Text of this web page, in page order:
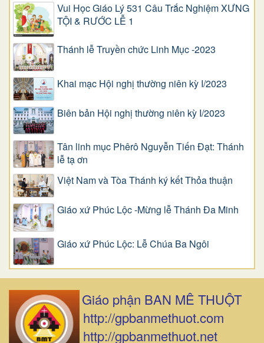
Vui Học Giáo Lý 531 Câu Trắc Nghiệm XƯNG
TỘI & RƯỚC LỄ 1
Thánh lễ Truyền chức Linh Mục -2023
Khai mạc Hội nghị thường niên kỳ I/2023
Biên bản Hội nghị thường niên kỳ I/2023
Tân linh mục Phêrô Nguyễn Tiến Đạt: Thánh
lễ tạ ơn
Việt Nam và Tòa Thánh ký kết Thỏa thuận
Giáo xứ Phúc Lộc -Mừng lễ Thánh Đa Minh
Giáo xứ Phúc Lộc: Lễ Chúa Ba Ngôi
Giáo phận BAN MÊ THUỘT
http://gpbanmethuot.com
http://gpbanmethuot.net